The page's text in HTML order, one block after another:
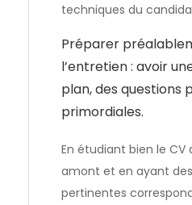
techniques du
Préparer
l’entretien : avoir
plan, des questions
primordiales.
En étudiant bien le
amont et en ayant
pertinentes